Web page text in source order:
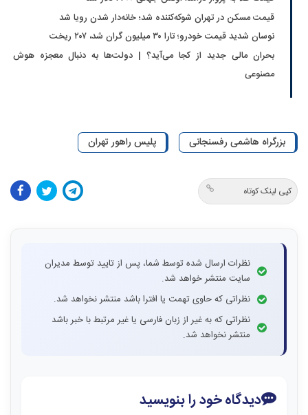
قیمت مسکن در تهران شوکه‌کننده شد؛ خانه‌دار شدن رویا شد
نوسان شدید قیمت خودرو؛ تارا ۳۰ میلیون گران شد، ۲۰۷ ریخت
بحران مالی جدید از کجا می‌آید؟ | دولت‌ها به دنبال معجزه هوش
مصنوعی
بزرگراه هاشمی رفسنجانی پلیس راهور تهران
کپی لینک کوتاه
نظرات ارسال شده توسط شما، پس از تایید توسط مدیران
سایت منتشر خواهد شد.
نظراتی که حاوی تهمت یا افترا باشد منتشر نخواهد شد.
نظراتی که به غیر از زبان فارسی یا غیر مرتبط با خبر باشد
منتشر نخواهد شد.
دیدگاه خود را بنویسید